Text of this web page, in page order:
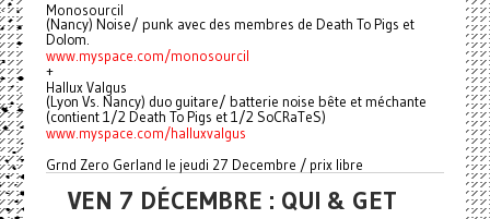
Monosourcil
(Nancy) Noise/ punk avec des membres de Death To Pigs et
Dolom.
www.myspace.com/monosourcil
+
Hallux Valgus
(Lyon Vs. Nancy) duo guitare/ batterie noise bête et méchante
(contient 1/2 Death To Pigs et 1/2 SoCRaTeS)
www.myspace.com/halluxvalgus
Grnd Zero Gerland le jeudi 27 Decembre / prix libre
VEN 7 DÉCEMBRE : QUI & GET